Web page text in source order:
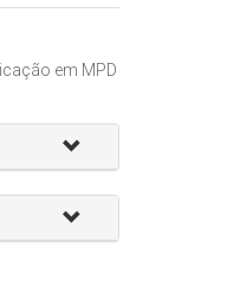
em MPD